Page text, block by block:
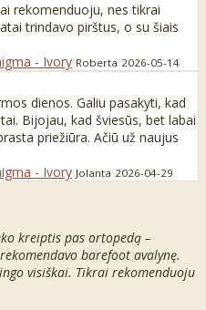
rekomenduoju, nes tikrai
trindavo pirštus, o su šiais
- Ivory Roberta 2026-05-14
dienos. Galiu pasakyti, kad
Bijojau, kad šviesūs, bet labai
priežiūra. Ačiū už naujus
- Ivory Jolanta 2026-04-29
kreiptis pas ortopedą –
barefoot avalynę.
visiškai. Tikrai rekomenduoju